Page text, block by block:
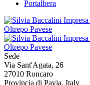
Portalbera
Sede
Via Sant'Agata, 26
27010 Roncaro
Provincia di Pavia, Italy